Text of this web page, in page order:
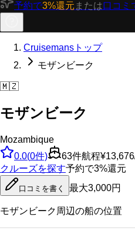
予約で3%還元 または口コミ
Cruisemansトップ
モザンビーク
🇲🇿
モザンビーク
Mozambique
0.0(0件) 63件航程
クルーズを探す予約で3%還元
口コミを書く 最大3,000円
モザンビーク 周辺の船の位置